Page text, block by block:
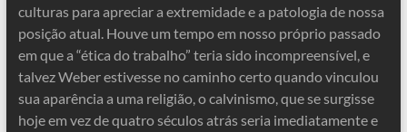
culturas para apreciar a extremidade e a patologia de nossa
posição atual. Houve um tempo em nosso próprio passado
em que a “ética do trabalho” teria sido incompreensível, e
talvez Weber estivesse no caminho certo quando vinculou
sua aparência a uma religião, o calvinismo, que se surgisse
hoje em vez de quatro séculos atrás seria imediatamente e